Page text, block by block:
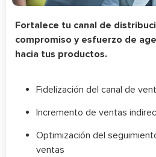
Fortalece tu canal de
compromiso y esfuerzo de
hacia tus productos.
Fidelización del canal de
Incremento de ventas
Optimización del
ventas